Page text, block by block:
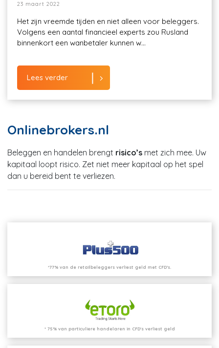
23 maart 2022
Het zijn vreemde tijden en niet alleen voor beleggers.
Volgens een aantal financieel experts zou Rusland
binnenkort een wanbetaler kunnen w...
Lees verder
Onlinebrokers.nl
Beleggen en handelen brengt risico’s met zich mee. Uw
kapitaal loopt risico. Zet niet meer kapitaal op het spel
dan u bereid bent te verliezen.
*77% van de retailbeleggers verliest geld met CFD’s.
* 75% van particuliere handelaren in CFD's verliest geld